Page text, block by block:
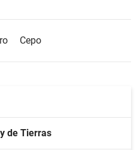
Cepo
de Tierras